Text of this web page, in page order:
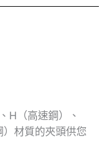
H（高速鋼）、
材質的夾頭供您